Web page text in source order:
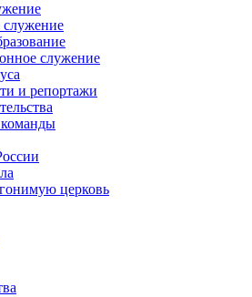
служение
и репортажи
церковь